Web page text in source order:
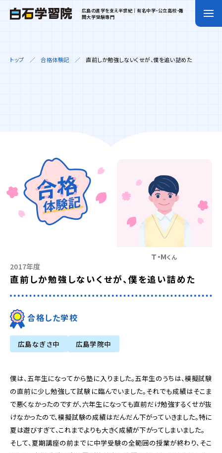
広島の進学を支え半世紀｜有名中学・公立高校・難
関大学受験専門
トップ 合格体験記 直前しか勉強しないくせが、僕を追い詰めた
Ｔ・Ｍくん
2017年度
直前しか勉強しないくせが、僕を追い詰めた
合格した学校
広島なぎさ中 広島学院中
僕は、五年生になってから塾に入りました。五年生のうちは、模擬試験
の直前に少し勉強して試験に臨んでいました。それでも成績はそこま
で悪くなかったのですが、六年生になっても直前だけ勉強するくせが抜
けなかったので、模擬試験の成績はだんだん下がっていきました。特に
夏は遊びすぎて、これまでよりも大きく成績が下がってしまいました。
そして、夏期講座の前までに中学受験の全範囲の授業が終わり、そこ